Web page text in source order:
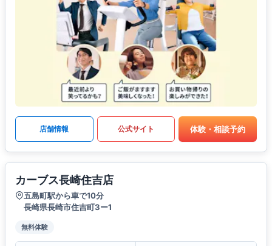
店舗情報 公式サイト 体験・相談予約
カーブス長崎住吉店
五島町駅から車で10分
長崎県長崎市住吉町3ー1
無料体験